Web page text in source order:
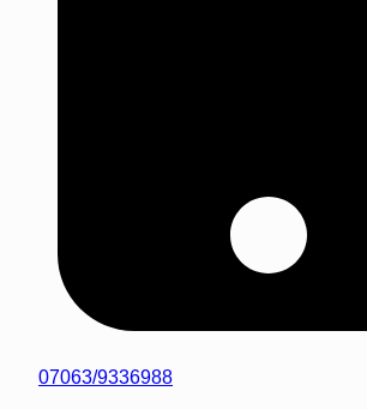
07063/9336988